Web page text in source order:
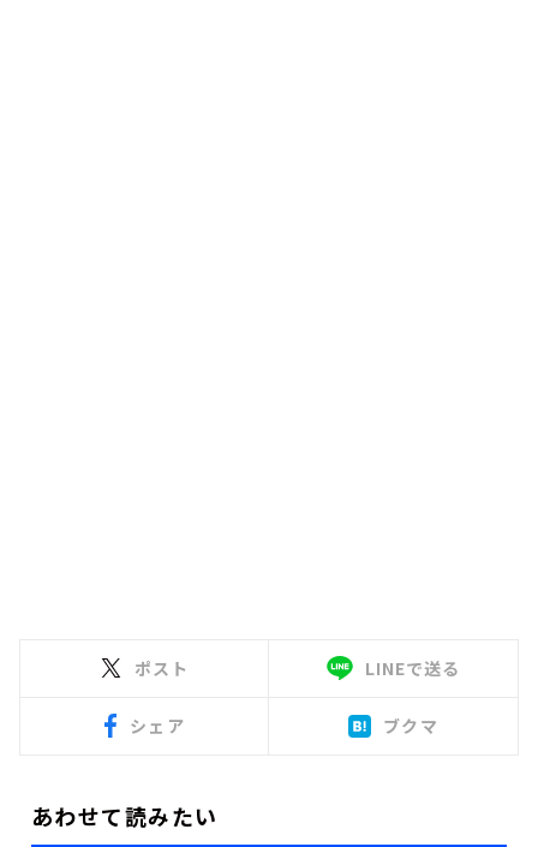
ポスト LINEで送る
シェア ブクマ
あわせて読みたい